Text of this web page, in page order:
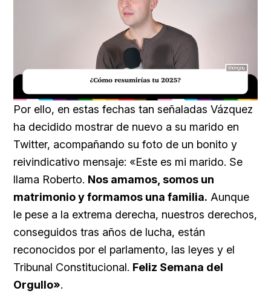
Unmute Loaded:
29.95%
Por ello, en estas fechas tan señaladas Vázquez
ha decidido mostrar de nuevo a su marido en
Twitter, acompañando su foto de un bonito y
reivindicativo mensaje: «Este es mi marido. Se
llama Roberto. Nos amamos, somos un
matrimonio y formamos una familia. Aunque
le pese a la extrema derecha, nuestros derechos,
conseguidos tras años de lucha, están
reconocidos por el parlamento, las leyes y el
Tribunal Constitucional. Feliz Semana del
Orgullo».